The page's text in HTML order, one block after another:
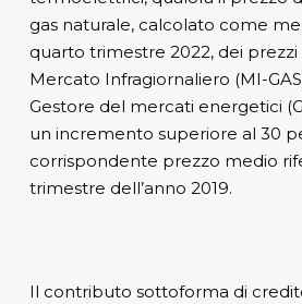
gas naturale, calcolato come
quarto trimestre 2022, dei
Mercato Infragiornaliero (MI-
Gestore del mercati energetici
un incremento superiore al 30
corrispondente prezzo medio
trimestre dell’anno 2019.
Il contributo sottoforma di